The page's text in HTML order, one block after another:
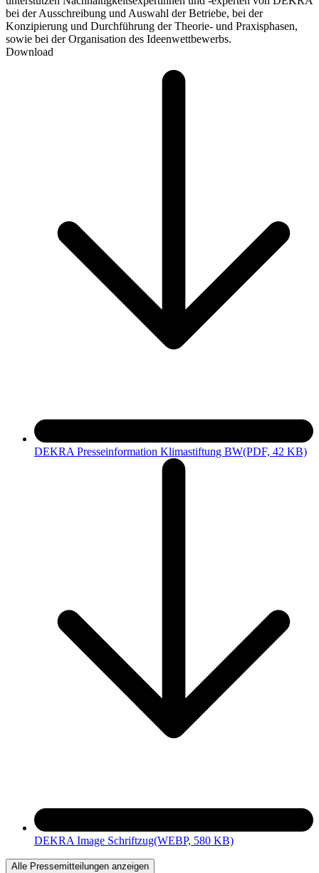
bei der Ausschreibung und Auswahl der Betriebe, bei der
Konzipierung und Durchführung der Theorie- und Praxisphasen,
sowie bei der Organisation des Ideenwettbewerbs.
Download
DEKRA Presseinformation Klimastiftung BW(PDF, 42 KB)
DEKRA Image Schriftzug(WEBP, 580 KB)
Alle Pressemitteilungen anzeigen